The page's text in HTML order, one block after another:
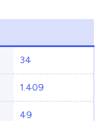
34
1.409
49